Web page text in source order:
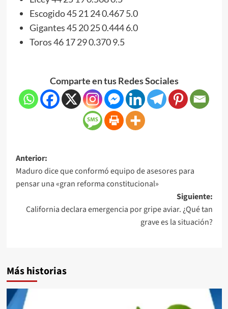
Escogido 45 21 24 0.467 5.0
Gigantes 45 20 25 0.444 6.0
Toros 46 17 29 0.370 9.5
Comparte en tus Redes Sociales
Anterior:
Maduro dice que conformó equipo de asesores para
pensar una «gran reforma constitucional»
Siguiente:
California declara emergencia por gripe aviar. ¿Qué tan
grave es la situación?
Más historias